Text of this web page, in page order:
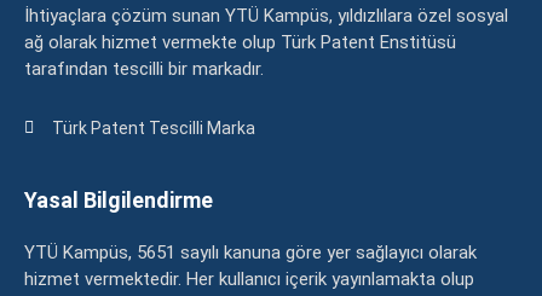
İhtiyaçlara çözüm sunan YTÜ Kampüs, yıldızlılara özel sosyal
ağ olarak hizmet vermekte olup Türk Patent Enstitüsü
tarafından tescilli bir markadır.
Türk Patent Tescilli Marka
Yasal Bilgilendirme
YTÜ Kampüs, 5651 sayılı kanuna göre yer sağlayıcı olarak
hizmet vermektedir. Her kullanıcı içerik yayınlamakta olup